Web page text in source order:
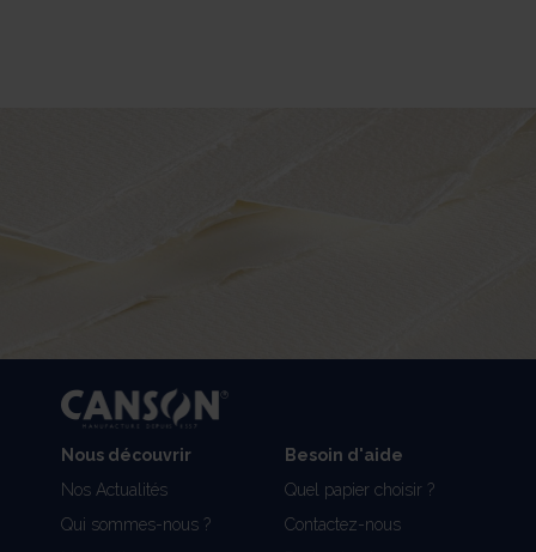
Nous découvrir
Nos Actualités
Qui sommes-nous ?
Besoin d'aide
Quel papier choisir ?
Contactez-nous